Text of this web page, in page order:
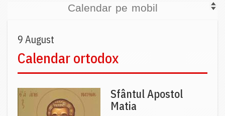
Calendar pe mobil
9 August
Calendar ortodox
Sfântul Apostol
Matia